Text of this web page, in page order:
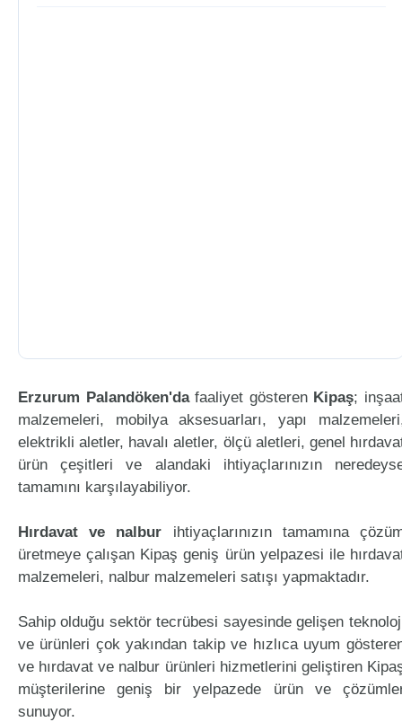
Erzurum Palandöken'dafaaliyet gösteren Kipaş;
malzemeleri, mobilya aksesuarları, yapı
elektrikli aletler, havalı aletler, ölçü aletleri, genel
ürün çeşitleri ve alandaki ihtiyaçlarınızın
tamamını karşılayabiliyor.
Hırdavat ve nalbur ihtiyaçlarınızın tamamına
üretmeye çalışan Kipaş geniş ürün yelpazesi ile
malzemeleri, nalbur malzemeleri satışı yapmaktadır.
Sahip olduğu sektör tecrübesi sayesinde gelişen
ve ürünleri çok yakından takip ve hızlıca uyum
ve hırdavat ve nalbur ürünleri hizmetlerini geliştiren
müşterilerine geniş bir yelpazede ürün ve
sunuyor.